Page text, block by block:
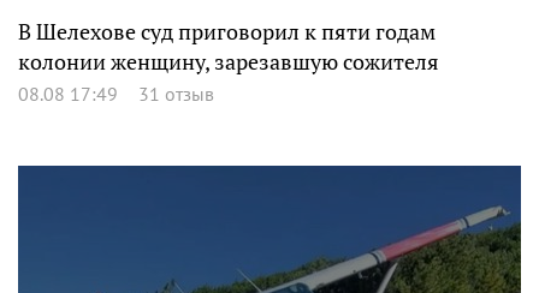
В Шелехове суд приговорил к пяти годам
колонии женщину, зарезавшую сожителя
08.08 17:49 31 отзыв